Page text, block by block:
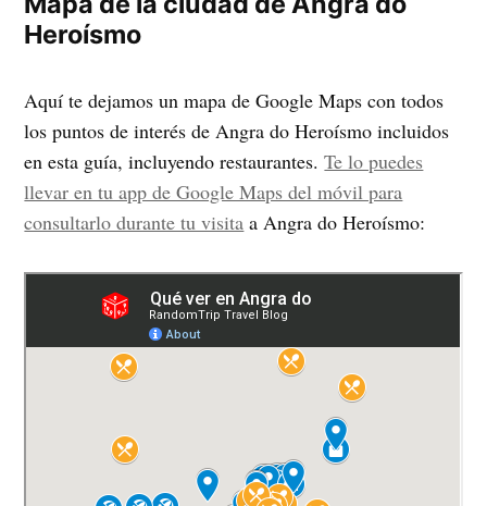
Heroísmo
Aquí te dejamos un mapa de Google Maps con todos
los puntos de interés de Angra do Heroísmo incluidos
en esta guía, incluyendo restaurantes.Te lo puedes
llevar en tu app de Google Maps del móvil para
consultarlo durante tu visita a Angra do Heroísmo: